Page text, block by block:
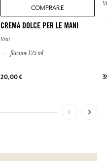
COMPRARE
CREMA DOLCE PER LE MANI
Vrai
flacone 125 ml
20,00 €